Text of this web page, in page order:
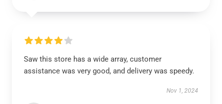
Saw this store has a wide array, customer
assistance was very good, and delivery was speedy.
Nov 1, 2024